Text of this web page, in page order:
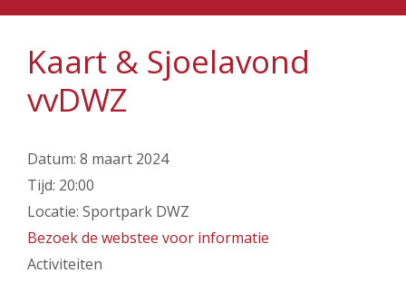
Kaart & Sjoelavond
vvDWZ
Datum: 8 maart 2024
Tijd: 20:00
Locatie: Sportpark DWZ
Bezoek de webstee voor informatie
Activiteiten